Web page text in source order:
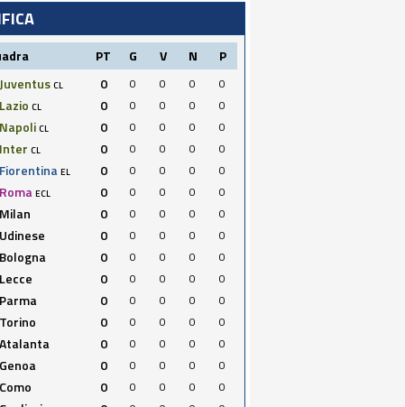
PT G V N P
Juventus CL 0 0 0 0
0
Lazio CL 0 0 0 0
0
Napoli CL 0 0 0 0
0
Inter CL 0 0 0 0
0
Fiorentina EL 0 0 0 0
0
Roma ECL 0 0 0 0
0
Milan 0 0 0 0
0
Udinese 0 0 0 0
0
Bologna 0 0 0 0
0
Lecce 0 0 0 0
0
Parma 0 0 0 0
0
Torino 0 0 0 0
0
Atalanta 0 0 0 0
0
Genoa 0 0 0 0
0
Como 0 0 0 0
0